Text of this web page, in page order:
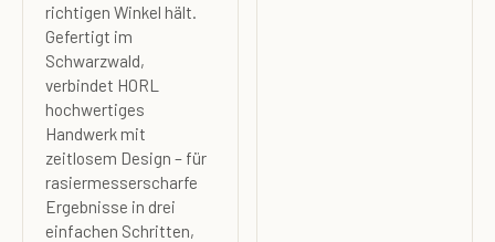
richtigen Winkel hält.
Gefertigt im
Schwarzwald,
verbindet HORL
hochwertiges
Handwerk mit
zeitlosem Design – für
rasiermesserscharfe
Ergebnisse in drei
einfachen Schritten,